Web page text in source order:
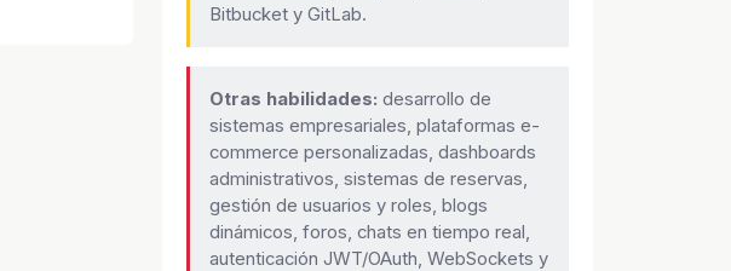
Bitbucket y GitLab.
Otras habilidades: desarrollo de
sistemas empresariales, plataformas e-
commerce personalizadas, dashboards
administrativos, sistemas de reservas,
gestión de usuarios y roles, blogs
dinámicos, foros, chats en tiempo real,
autenticación JWT/OAuth, WebSockets y